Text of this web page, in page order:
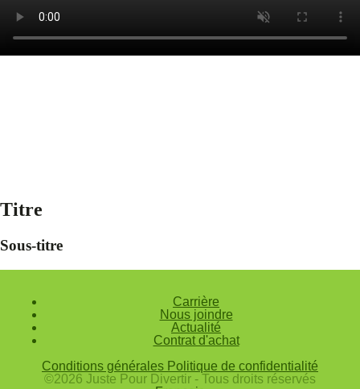
Titre
Sous-titre
Carrière
Nous joindre
Actualité
Contrat d'achat
Conditions générales Politique de confidentialité
©2026 Juste Pour Divertir - Tous droits réservés